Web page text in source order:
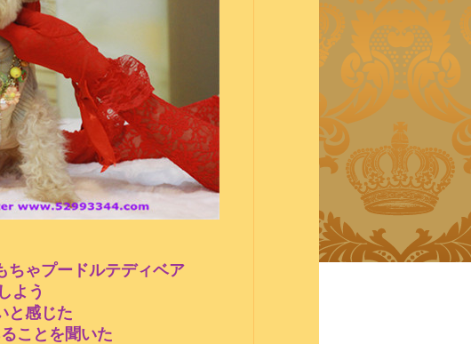
ちゃプードルテディベア
よう
と感じた
ことを聞いた